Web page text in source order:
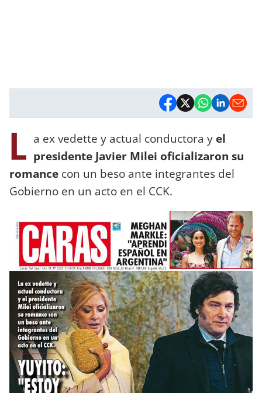
L a ex vedette y actual conductora y el
presidente Javier Milei oficializaron su
romance con un beso ante integrantes del
Gobierno en un acto en el CCK.